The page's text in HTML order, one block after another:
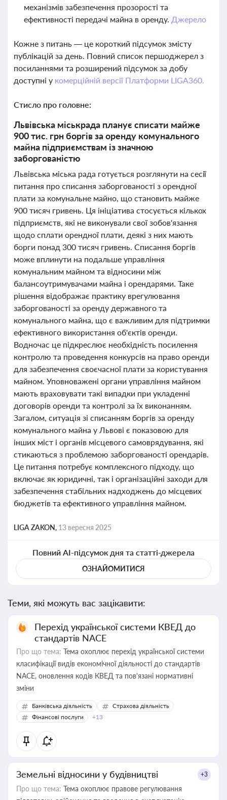
механізмів забезпечення прозорості та
ефективності передачі майна в оренду. Джерело
Кожне з питань — це короткий підсумок змісту
публікацій за день. Повний список першоджерел з
посиланнями та розширений підсумок за добу
доступні у комерційній версії Платформи LIGA360.
Стисло про головне:
Львівська міськрада планує списати майже
900 тис. грн боргів за оренду комунального
майна підприємствам із значною
заборгованістю
Львівська міська рада готується розглянути на сесії
питання про списання заборгованості з орендної
плати за комунальне майно, що становить майже
900 тисяч гривень. Ця ініціатива стосується кількох
підприємств, які не виконували свої зобов'язання
щодо сплати орендної плати, деякі з них мають
борги понад 300 тисяч гривень. Списання боргів
може вплинути на подальше управління
комунальним майном та відносини між
балансоутримувачами майна і орендарями. Таке
рішення відображає практику врегулювання
заборгованості за оренду державного та
комунального майна, що є важливим для підтримки
ефективного використання об'єктів оренди.
Водночас це підкреслює необхідність посилення
контролю та проведення конкурсів на право оренди
для забезпечення своєчасної плати за користування
майном. Уповноважені органи управління майном
мають враховувати такі випадки при укладенні
договорів оренди та контролі за їх виконанням.
Загалом, ситуація зі списанням боргів за оренду
комунального майна у Львові є показовою для
інших міст і органів місцевого самоврядування, які
стикаються з проблемою заборгованості орендарів.
Це питання потребує комплексного підходу, що
включає як юридичні, так і організаційні заходи для
забезпечення стабільних надходжень до місцевих
бюджетів та ефективного управління майном.
LIGA ZAKON, 13 вересня 2025
Повний AI-підсумок дня та статті-джерела
ОЗНАЙОМИТИСЯ
Теми, які можуть вас зацікавити:
Перехід української системи КВЕД до
стандартів NACE
Про що тема: Тема охоплює перехід української системи
класифікації видів економічної діяльності до стандартів
NACE, оновлення кодів КВЕД та пов'язані нормативні
зміни
Банківська діяльність
Страхова діяльність
Фінансові послуги
+13
Земельні відносини у будівництві +3
Про що тема: Тема охоплює правове регулювання